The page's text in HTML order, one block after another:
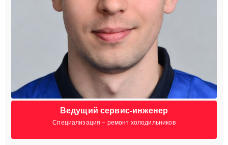
Ведущий сервис-инженер
Специализация – ремонт холодильников